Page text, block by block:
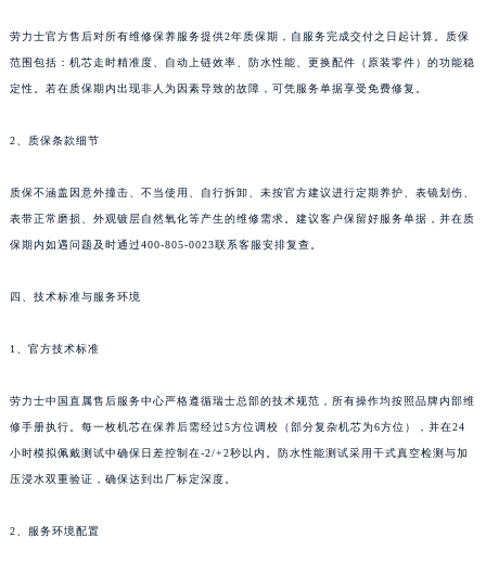
劳力士官方售后对所有维修保养服务提供2年质保期，自服务完成交付之日起计算。质保
范围包括：机芯走时精准度、自动上链效率、防水性能、更换配件（原装零件）的功能稳
定性。若在质保期内出现非人为因素导致的故障，可凭服务单据享受免费修复。
2、质保条款细节
质保不涵盖因意外撞击、不当使用、自行拆卸、未按官方建议进行定期养护、表镜划伤、
表带正常磨损、外观镀层自然氧化等产生的维修需求。建议客户保留好服务单据，并在质
保期内如遇问题及时通过400-805-0023联系客服安排复查。
四、技术标准与服务环境
1、官方技术标准
劳力士中国直属售后服务中心严格遵循瑞士总部的技术规范，所有操作均按照品牌内部维
修手册执行。每一枚机芯在保养后需经过5方位调校（部分复杂机芯为6方位），并在24
小时模拟佩戴测试中确保日差控制在-2/+2秒以内。防水性能测试采用干式真空检测与加
压浸水双重验证，确保达到出厂标定深度。
2、服务环境配置